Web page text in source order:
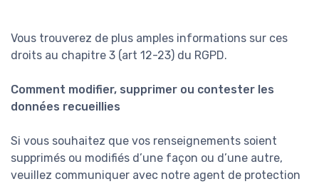
Vous trouverez de plus amples informations sur ces
droits au chapitre 3 (art 12-23) du RGPD.
Comment modifier, supprimer ou contester les
données recueillies
Si vous souhaitez que vos renseignements soient
supprimés ou modifiés d’une façon ou d’une autre,
veuillez communiquer avec notre agent de protection